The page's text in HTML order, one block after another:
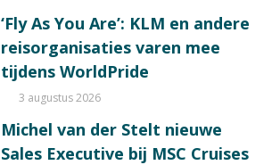
‘Fly As You Are’: KLM en andere
reisorganisaties varen mee
tijdens WorldPride
3 augustus 2026
Michel van der Stelt nieuwe
Sales Executive bij MSC Cruises